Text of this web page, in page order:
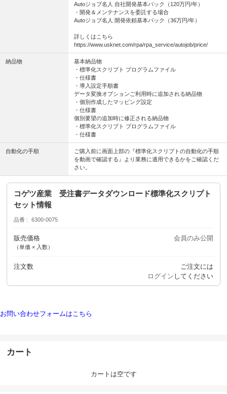
Autoジョブ名人 自社開発基本パック（120万円/年）
・開発＆メンテナンスを委託する場合
Autoジョブ名人 開発依頼基本パック（36万円/年）
詳しくはこちら
https://www.usknet.com/rpa/rpa_service/autojob/price/
納品物
基本納品物
・標準化スクリプト プログラムファイル
・仕様書
・導入設定手順書
データ変換オプションご利用時に追加される納品物
・個別作成したマッピング設定
・仕様書
個別要望の追加時に修正される納品物
・標準化スクリプト プログラムファイル
・仕様書
自動化の手順
ご購入前に画面上部の『標準化スクリプトの自動化の手順
を動画で確認する』より業務に適用できるかをご確認くだ
さい。
コゲツ産業 受注書データダウンロード標準化スクリプト
セット情報
品番 6300-0075
販売価格
（単価 × 入数）
会員のみ公開
注文数
ご注文には
ログイン してください
お問い合わせフォームはこちら
カート
カートは空です